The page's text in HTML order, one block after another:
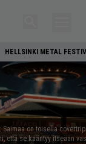
HELLSINKI METAL
Saimaa on toisella
että se kääntyy itseään